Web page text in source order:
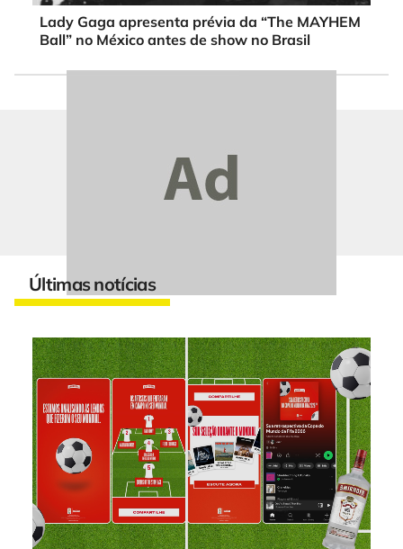
Lady Gaga apresenta prévia da “The MAYHEM
Ball” no México antes de show no Brasil
Últimas notícias